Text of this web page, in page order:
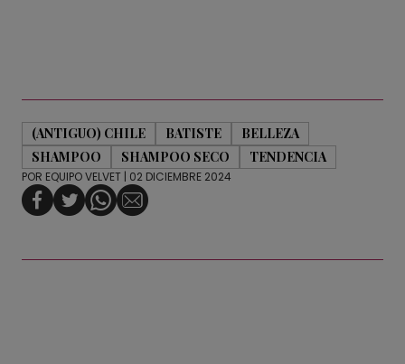
(ANTIGUO) CHILE BATISTE
BELLEZA
SHAMPOO
SHAMPOO SECO TENDENCIA
POR EQUIPO VELVET | 02 DICIEMBRE 2024